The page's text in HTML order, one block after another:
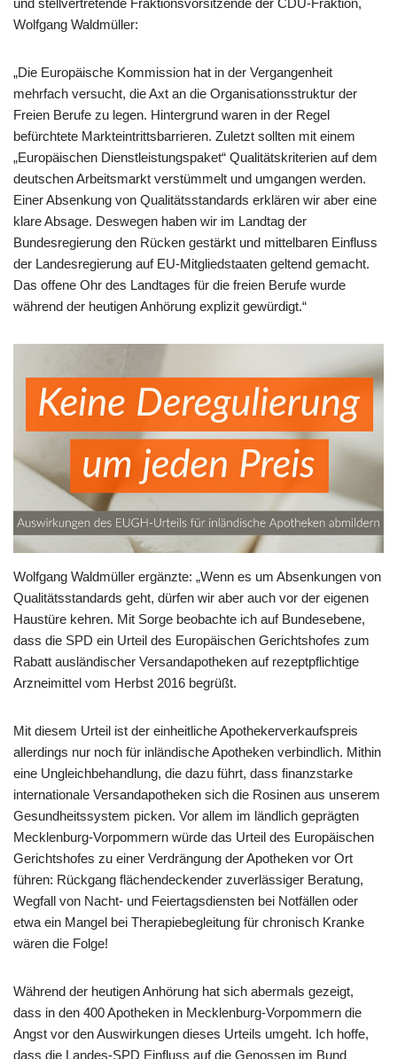
und stellvertretende Fraktionsvorsitzende der CDU-Fraktion,
Wolfgang Waldmüller:
„Die Europäische Kommission hat in der Vergangenheit
mehrfach versucht, die Axt an die Organisationsstruktur der
Freien Berufe zu legen. Hintergrund waren in der Regel
befürchtete Markteintrittsbarrieren. Zuletzt sollten mit einem
„Europäischen Dienstleistungspaket“ Qualitätskriterien auf dem
deutschen Arbeitsmarkt verstümmelt und umgangen werden.
Einer Absenkung von Qualitätsstandards erklären wir aber eine
klare Absage. Deswegen haben wir im Landtag der
Bundesregierung den Rücken gestärkt und mittelbaren Einfluss
der Landesregierung auf EU-Mitgliedstaaten geltend gemacht.
Das offene Ohr des Landtages für die freien Berufe wurde
während der heutigen Anhörung explizit gewürdigt.“
Wolfgang Waldmüller ergänzte: „Wenn es um Absenkungen von
Qualitätsstandards geht, dürfen wir aber auch vor der eigenen
Haustüre kehren. Mit Sorge beobachte ich auf Bundesebene,
dass die SPD ein Urteil des Europäischen Gerichtshofes zum
Rabatt ausländischer Versandapotheken auf rezeptpflichtige
Arzneimittel vom Herbst 2016 begrüßt.
Mit diesem Urteil ist der einheitliche Apothekerverkaufspreis
allerdings nur noch für inländische Apotheken verbindlich. Mithin
eine Ungleichbehandlung, die dazu führt, dass finanzstarke
internationale Versandapotheken sich die Rosinen aus unserem
Gesundheitssystem picken. Vor allem im ländlich geprägten
Mecklenburg-Vorpommern würde das Urteil des Europäischen
Gerichtshofes zu einer Verdrängung der Apotheken vor Ort
führen: Rückgang flächendeckender zuverlässiger Beratung,
Wegfall von Nacht- und Feiertagsdiensten bei Notfällen oder
etwa ein Mangel bei Therapiebegleitung für chronisch Kranke
wären die Folge!
Während der heutigen Anhörung hat sich abermals gezeigt,
dass in den 400 Apotheken in Mecklenburg-Vorpommern die
Angst vor den Auswirkungen dieses Urteils umgeht. Ich hoffe,
dass die Landes-SPD Einfluss auf die Genossen im Bund